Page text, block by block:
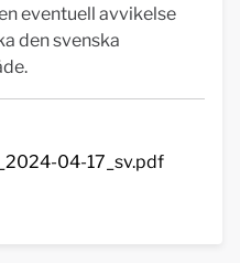
eventuell avvikelse
den svenska
04-17_sv.pdf